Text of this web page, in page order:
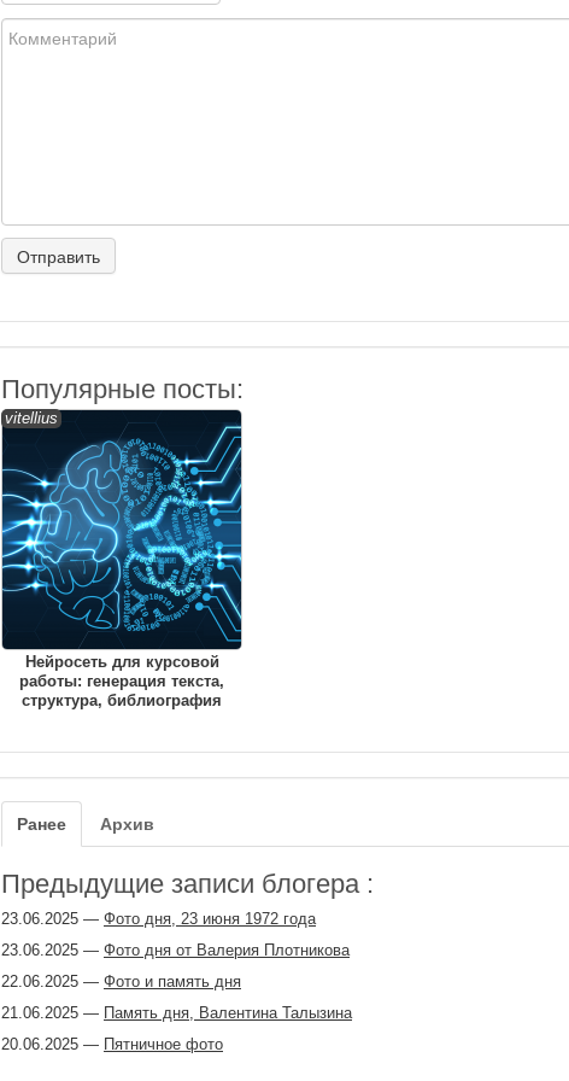
Популярные посты:
vitellius
Нейросеть для курсовой
работы: генерация текста,
структура, библиография
Ранее Архив
Предыдущие записи блогера :
23.06.2025 — Фото дня, 23 июня 1972 года
23.06.2025 — Фото дня от Валерия Плотникова
22.06.2025 — Фото и память дня
21.06.2025 — Память дня, Валентина Талызина
20.06.2025 — Пятничное фото